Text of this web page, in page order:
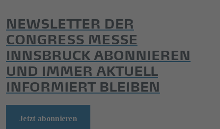
NEWSLETTER DER
CONGRESS MESSE
INNSBRUCK ABONNIEREN
UND IMMER AKTUELL
INFORMIERT BLEIBEN
Jetzt abonnieren